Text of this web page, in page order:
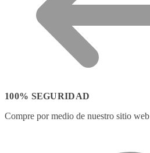
100% SEGURIDAD
Compre por medio de nuestro sitio web